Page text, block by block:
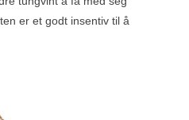
er et godt insentiv til å